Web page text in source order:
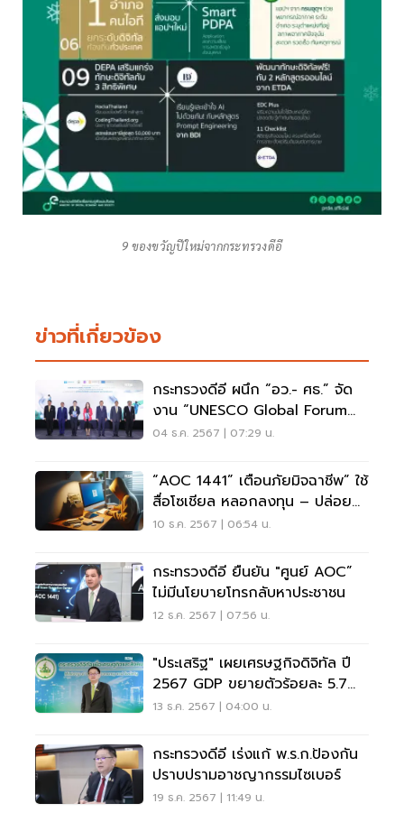
9 ของขวัญปีใหม่จากกระทรวงดีอี
ข่าวที่เกี่ยวข้อง
กระทรวงดีอี ผนึก “อว.- ศธ.” จัด
งาน “UNESCO Global Forum
On The Ethics Of AI 2025”
04 ธ.ค. 2567 | 07:29 น.
“AOC 1441” เตือนภัยมิจฉาชีพ” ใช้
สื่อโซเชียล หลอกลงทุน – ปล่อยกู้
สูญกว่า 8 ล้าน
10 ธ.ค. 2567 | 06:54 น.
กระทรวงดีอี ยืนยัน "ศูนย์ AOC”
ไม่มีนโยบายโทรกลับหาประชาชน
12 ธ.ค. 2567 | 07:56 น.
"ประเสริฐ" เผยเศรษฐกิจดิจิทัล ปี
2567 GDP ขยายตัวร้อยละ 5.7
คิดเป็น 2.2 เท่า
13 ธ.ค. 2567 | 04:00 น.
กระทรวงดีอี เร่งแก้ พ.ร.ก.ป้องกัน
ปราบปรามอาชญากรรมไซเบอร์
19 ธ.ค. 2567 | 11:49 น.